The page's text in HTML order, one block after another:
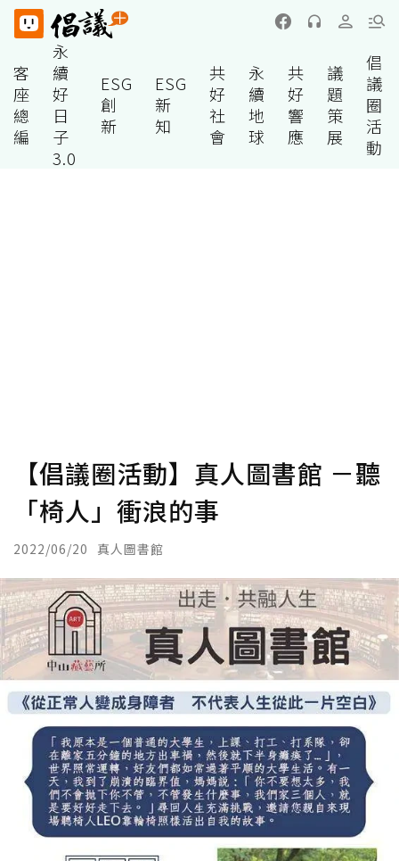
客
座
總
編
永
續
好
日
子
3.0
ESG
創
新
ESG
新
知
共
好
社
會
永
續
地
球
共
好
響
應
議
題
策
展
倡
議
圈
活
動
【倡議圈活動】真人圖書館 －聽
「椅人」衝浪的事
2022/06/20 真人圖書館